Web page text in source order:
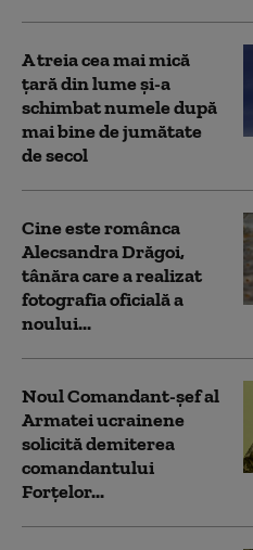
A treia cea mai mică
țară din lume și-a
schimbat numele după
mai bine de jumătate
de secol
Cine este românca
Alecsandra Drăgoi,
tânăra care a realizat
fotografia oficială a
noului...
Noul Comandant-șef al
Armatei ucrainene
solicită demiterea
comandantului
Forțelor...